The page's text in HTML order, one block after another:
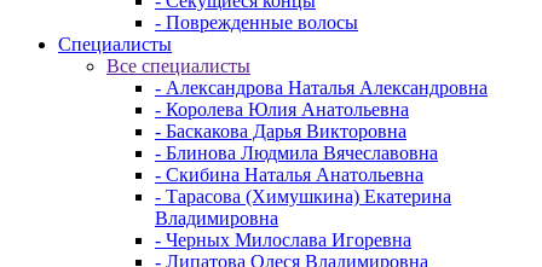
- Поврежденные волосы
Специалисты
Все специалисты
- Александрова Наталья Александровна
- Королева Юлия Анатольевна
- Баскакова Дарья Викторовна
- Блинова Людмила Вячеславовна
- Скибина Наталья Анатольевна
- Тарасова (Химушкина) Екатерина
Владимировна
- Черных Милослава Игоревна
- Липатова Олеся Владимировна